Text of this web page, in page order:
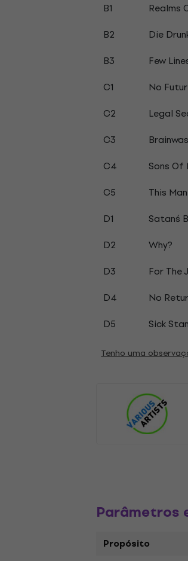
B1
Realms
B2
Die
B3
Few
C1
No
C2
Legal
C3
C4
Sons Of
C5
This Man
D1
Satan´s
D2
Why?
D3
For The
D4
No
D5
Sick
Tenho uma
Parâmetros
Propósito